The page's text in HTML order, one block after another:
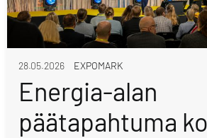
28.05.2026 EXPOMARK
Energia-alan
päätapahtuma